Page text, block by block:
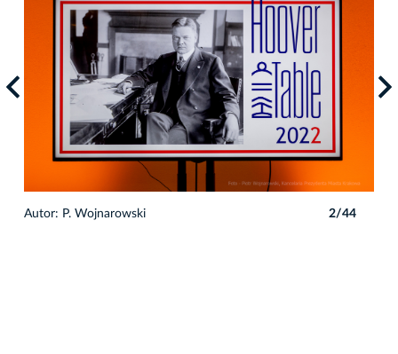
Autor: P. Wojnarowski 2/44